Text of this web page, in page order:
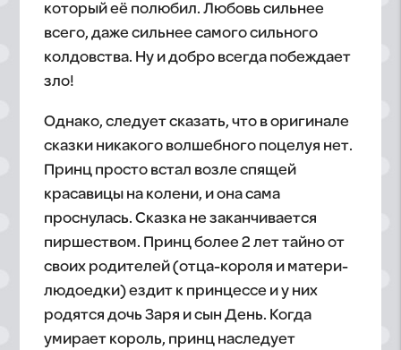
который её полюбил. Любовь сильнее
всего, даже сильнее самого сильного
колдовства. Ну и добро всегда побеждает
зло!
Однако, следует сказать, что в оригинале
сказки никакого волшебного поцелуя нет.
Принц просто встал возле спящей
красавицы на колени, и она сама
проснулась. Сказка не заканчивается
пиршеством. Принц более 2 лет тайно от
своих родителей (отца-короля и матери-
людоедки) ездит к принцессе и у них
родятся дочь Заря и сын День. Когда
умирает король, принц наследует